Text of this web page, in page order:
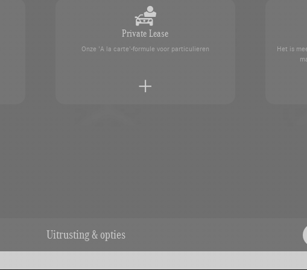
Uitrusting & opties
Private Lease
Onze 'A la carte'-formule voor particulieren
Het is